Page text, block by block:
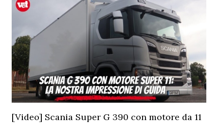
[Video] Scania Super G 390 con motore da 11